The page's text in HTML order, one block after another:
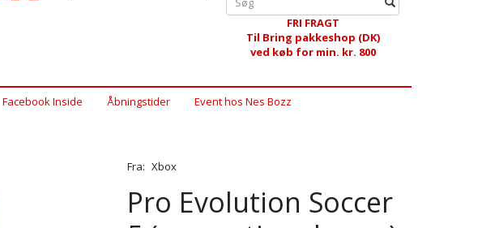
FRI FRAGT
Til Bring pakkeshop (DK)
ved køb for min. kr. 800
Facebook Inside Åbningstider Event hos Nes Bozz
Fra: Xbox
Pro Evolution Soccer